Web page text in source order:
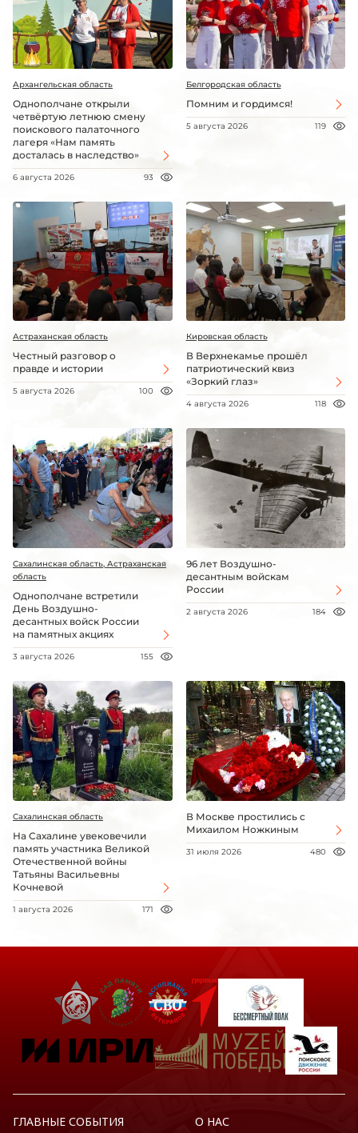
Архангельская область
Однополчане открыли
четвёртую летнюю смену
поискового палаточного
лагеря «Нам память
досталась в наследство»
6 августа 2026 93
Белгородская область
Помним и гордимся!
5 августа 2026 119
Астраханская область
Честный разговор о
правде и истории
5 августа 2026 100
Кировская область
В Верхнекамье прошёл
патриотический квиз
«Зоркий глаз»
4 августа 2026 118
Сахалинская область, Астраханская
область
Однополчане встретили
День Воздушно-
десантных войск России
на памятных акциях
3 августа 2026 155
96 лет Воздушно-
десантным войскам
России
2 августа 2026 184
Сахалинская область
На Сахалине увековечили
память участника Великой
Отечественной войны
Татьяны Васильевны
Кочневой
1 августа 2026 171
В Москве простились с
Михаилом Ножкиным
31 июля 2026 480
ГЛАВНЫЕ СОБЫТИЯ О НАС